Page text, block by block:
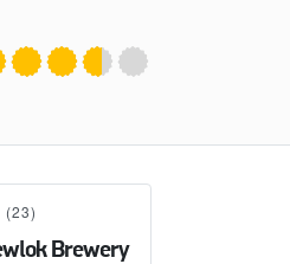
(23)
Brewery